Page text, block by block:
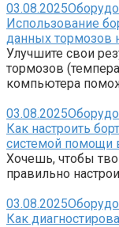
03.08.2025
Использование
данных тормозов
Улучшите свои
тормозов
компьютера
03.08.2025
Как настроить
системой помощи
Хочешь, чтобы
правильно
03.08.2025
Как